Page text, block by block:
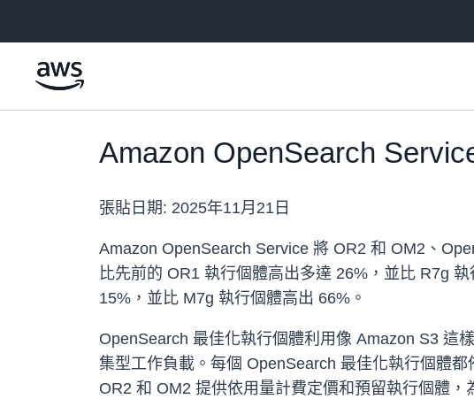
Amazon OpenSearch
張貼日期: 2025年11月21日
Amazon OpenSearch Service 將 OR2 和 OM2、
比先前的 OR1 執行個體高出多達 26%，並比 R7g
15%，並比 M7g 執行個體高出 66%。
OpenSearch 最佳化執行個體利用像 Amazon S3 這
集型工作負載。每個 OpenSearch 最佳化執行個體
OR2 和 OM2 提供依用量計費定價和預留執行個體